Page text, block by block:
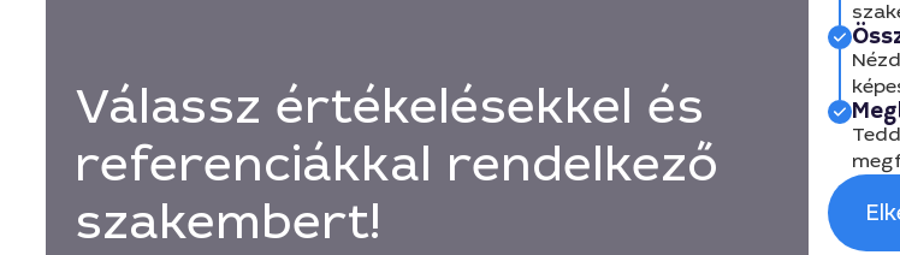
Válassz értékelésekkel és
referenciákkal rendelkező
szakembert!